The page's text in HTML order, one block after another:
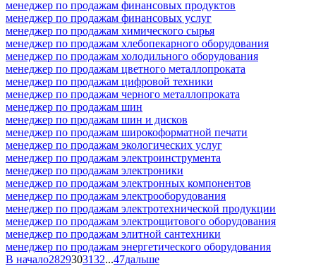
менеджер по продажам финансовых продуктов
менеджер по продажам финансовых услуг
менеджер по продажам химического сырья
менеджер по продажам хлебопекарного оборудования
менеджер по продажам холодильного оборудования
менеджер по продажам цветного металлопроката
менеджер по продажам цифровой техники
менеджер по продажам черного металлопроката
менеджер по продажам шин
менеджер по продажам шин и дисков
менеджер по продажам широкоформатной печати
менеджер по продажам экологических услуг
менеджер по продажам электроинструмента
менеджер по продажам электроники
менеджер по продажам электронных компонентов
менеджер по продажам электрооборудования
менеджер по продажам электротехнической продукции
менеджер по продажам электрощитового оборудования
менеджер по продажам элитной сантехники
менеджер по продажам энергетического оборудования
В начало2829303132...47дальше